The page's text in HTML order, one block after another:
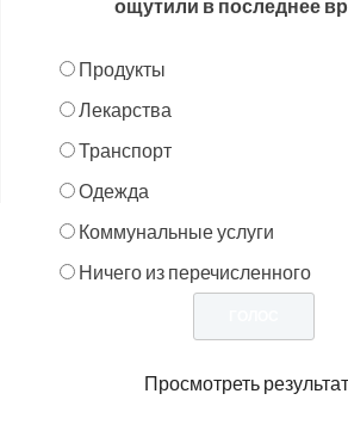
ощутили в последнее
Продукты
Лекарства
Транспорт
Одежда
Коммунальные услуги
Ничего из перечисленного
Просмотреть